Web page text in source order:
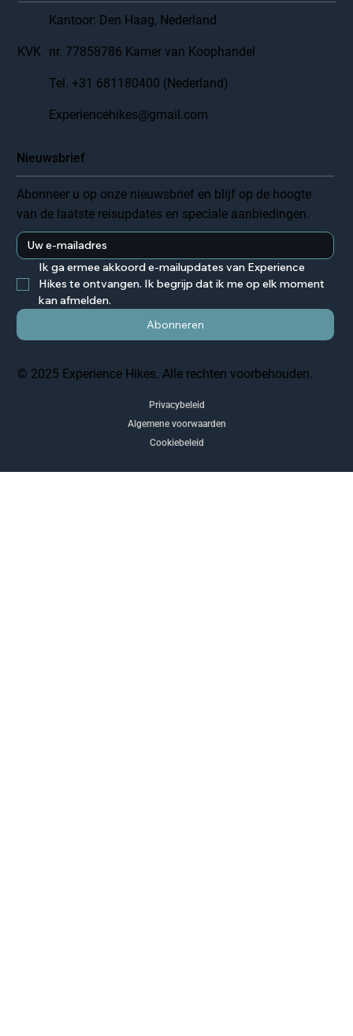
Kantoor: Den Haag, Nederland
nr. 77858786 Kamer van Koophandel
Tel. +31 681180400 (Nederland)
Experiencehikes@gmail.com
KVK
Nieuwsbrief
Abonneer u op onze nieuwsbrief en blijf op de hoogte
van de laatste reisupdates en speciale aanbiedingen.
Ik ga ermee akkoord e-mailupdates van Experience
Hikes te ontvangen. Ik begrijp dat ik me op elk moment
kan afmelden.
Abonneren
© 2025 Experience Hikes. Alle rechten voorbehouden.
Privacybeleid
Algemene voorwaarden
Cookiebeleid